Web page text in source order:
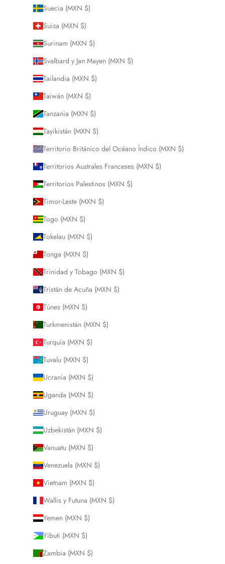
Suecia (MXN $)
Suiza (MXN $)
Surinam (MXN $)
Svalbard y Jan Mayen (MXN $)
Tailandia (MXN $)
Taiwán (MXN $)
Tanzania (MXN $)
Tayikistán (MXN $)
Territorio Británico del Océano Índico (MXN $)
Territorios Australes Franceses (MXN $)
Territorios Palestinos (MXN $)
Timor-Leste (MXN $)
Togo (MXN $)
Tokelau (MXN $)
Tonga (MXN $)
Trinidad y Tobago (MXN $)
Tristán de Acuña (MXN $)
Túnez (MXN $)
Turkmenistán (MXN $)
Turquía (MXN $)
Tuvalu (MXN $)
Ucrania (MXN $)
Uganda (MXN $)
Uruguay (MXN $)
Uzbekistán (MXN $)
Vanuatu (MXN $)
Venezuela (MXN $)
Vietnam (MXN $)
Wallis y Futuna (MXN $)
Yemen (MXN $)
Yibuti (MXN $)
Zambia (MXN $)